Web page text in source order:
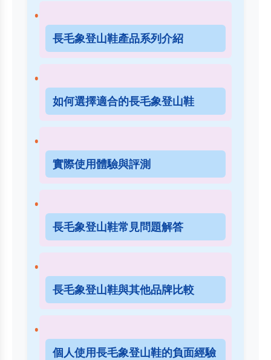
長毛象登山鞋產品系列介紹
如何選擇適合的長毛象登山鞋
實際使用體驗與評測
長毛象登山鞋常見問題解答
長毛象登山鞋與其他品牌比較
個人使用長毛象登山鞋的負面經驗